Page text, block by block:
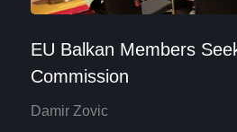
EU Balkan Members
Commission
Damir Zovic